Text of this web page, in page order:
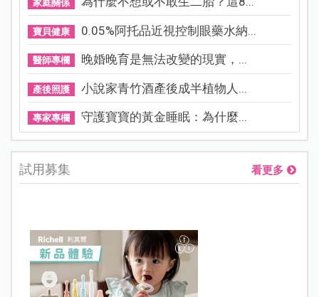
家庭關係
寶貝健康 0.05%阿托品近視控制眼藥水納...
醫師專欄 晚婚晚育是無法改變的現實，...
產後照護 小說家青竹酒產後成半植物人...
專家專欄 守護寶寶的黃金睡眠：為什麼...
試用募集 看更多